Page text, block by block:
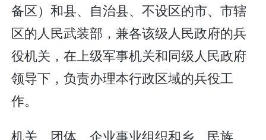
备区）和县、自治县、不设区的市、市辖
区的人民武装部，兼各该级人民政府的兵
役机关，在上级军事机关和同级人民政府
领导下，负责办理本行政区域的兵役工
作。
机关、团体、企业事业组织和乡、民族